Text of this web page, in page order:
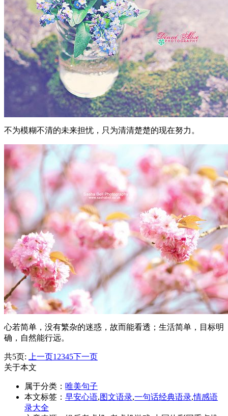
不为模糊不清的未来担忧，只为清清楚楚的现在努力。
心若简单，没有繁杂的迷惑，故而能看透；生活简单，目标明
确，自然能行远。
共5页: 上一页1 2345下一页
关于本文
属于分类： 唯美句子
本文标签： 早安心语,图文语录,一句话经典语录,情感语
录大全